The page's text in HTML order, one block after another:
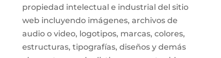
propiedad intelectual e industrial del sitio
web incluyendo imágenes, archivos de
audio o video, logotipos, marcas, colores,
estructuras, tipografías, diseños y demás